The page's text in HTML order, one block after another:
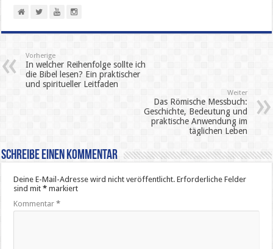
Vorherige
In welcher Reihenfolge sollte ich
die Bibel lesen? Ein praktischer
und spiritueller Leitfaden
Weiter
Das Römische Messbuch:
Geschichte, Bedeutung und
praktische Anwendung im
täglichen Leben
Schreibe einen Kommentar
Deine E-Mail-Adresse wird nicht veröffentlicht. Erforderliche Felder
sind mit* markiert
Kommentar*